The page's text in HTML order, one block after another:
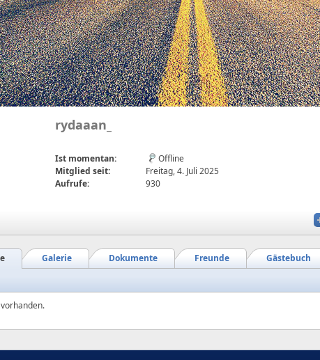
rydaaan_
Ist momentan:
Offline
Mitglied seit:
Freitag, 4. Juli 2025
Aufrufe:
930
Gästebuch
Freunde
Dokumente
Galerie